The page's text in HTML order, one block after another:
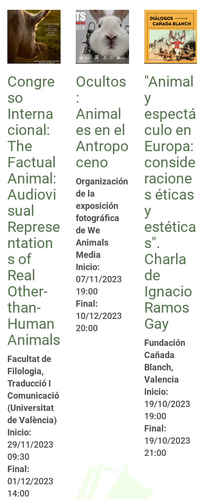
Congre
so
Interna
cional:
The
Factual
Animal:
Audiovi
sual
Represe
ntation
s of
Real
Other-
than-
Human
Animals
Facultat de
Filologia,
Traducció I
Comunicació
(Universitat
de València)
Inicio:
29/11/2023
09:30
Final:
01/12/2023
14:00
Ocultos
:
Animal
es en el
Antropo
ceno
Organización
de la
exposición
fotográfica
de We
Animals
Media
Inicio:
07/11/2023
19:00
Final:
10/12/2023
20:00
"Animal
y
espectá
culo en
Europa:
conside
racione
s éticas
y
estética
s".
Charla
de
Ignacio
Ramos
Gay
Fundación
Cañada
Blanch,
Valencia
Inicio:
19/10/2023
19:00
Final:
19/10/2023
21:00